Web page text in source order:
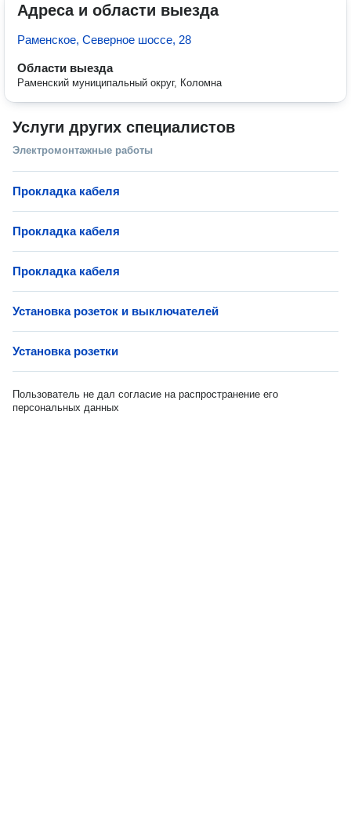
Адреса и области выезда
Раменское, Северное шоссе, 28
Области выезда
Раменский муниципальный округ, Коломна
Услуги других специалистов
Электромонтажные работы
Прокладка кабеля
Прокладка кабеля
Прокладка кабеля
Установка розеток и выключателей
Установка розетки
Пользователь не дал согласие на распространение его
персональных данных